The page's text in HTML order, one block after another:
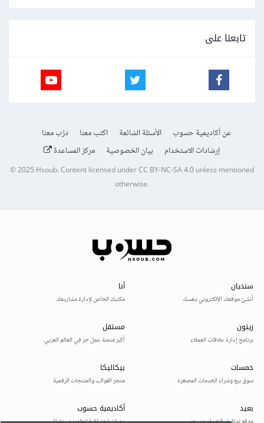
تابعنا على
عن أكاديمية حسوب الأسئلة الشائعة اكتب معنا
درّب معنا
إرشادات الاستخدام
بيان الخصوصية مركز المساعدة
© 2025Hsoub.Content licensed underCC BY-NC-SA 4.0unless mentioned
otherwise.